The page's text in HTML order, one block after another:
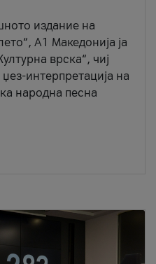
издание на
А1 Македонија ја
врска“, чиј
интерпретација на
народна песна